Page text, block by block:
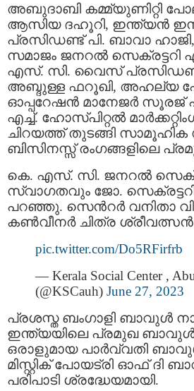
അബുദാബി കമ്മ്യുണിറ്റി
ആസിയ ദഹൂറി, ഇന്ത്യൻ
പ്രസിഡണ്ട് പി. ബാവാ
സമാജം ജനറൽ
എസ്. സി. വൈസ്
അബ്ദുള്ള ഫറൂഖി, അഹല്യ
ഓപ്പറേഷൻ മാനേജർ
എച്ച്. ഹോസ്പിറ്റൽ
ചിറയത്ത് തുടങ്ങി സാമൂഹിക
ബിസിനസ്സ് രംഗങ്ങളിലെ
കെ. എസ്. സി. ജനറൽ
സ്വാഗതവും ജോ. സെക്രട്ടറി
പറഞ്ഞു. സെന്‍റര്‍ വനിതാ
കൺവീനർ ചിത്ര
pic.twitter.com/Do5RFirfrb
— Kerala Social Center ,
(@KSCauh) June 27, 2023
പ്രശസ്ത ബംഗാളി ബാവുൾ
ഇന്ത്യയിലെ പ്രമുഖ
ഒരാളുമായ പാർവ്വതി ബാവുൾ
മിസ്റ്റിക് പോയട്രി ഓഫ് ദി
പരിപാടി ശ്രദ്ധേയമായി.